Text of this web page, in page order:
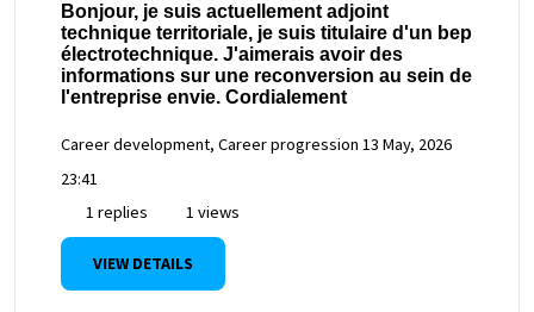
Bonjour, je suis actuellement adjoint
technique territoriale, je suis titulaire d'un bep
électrotechnique. J'aimerais avoir des
informations sur une reconversion au sein de
l'entreprise envie. Cordialement
Career development, Career progression 13 May, 2026
23:41
1 replies
1 views
VIEW DETAILS